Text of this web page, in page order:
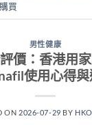
買
男性健康
價：香港用
使用心得
ON 2026-07-29 BY